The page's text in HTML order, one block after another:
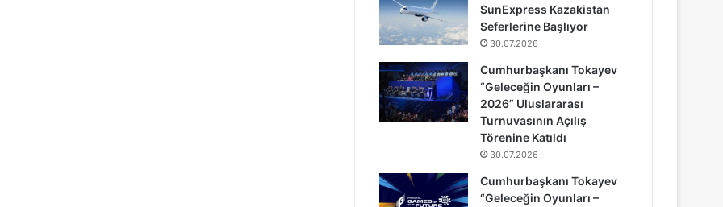
SunExpress Kazakistan
Seferlerine Başlıyor
30.07.2026
Cumhurbaşkanı Tokayev
“Geleceğin Oyunları –
2026” Uluslararası
Turnuvasının Açılış
Törenine Katıldı
30.07.2026
Cumhurbaşkanı Tokayev
“Geleceğin Oyunları –